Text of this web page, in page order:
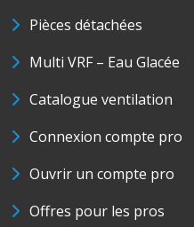
Pièces détachées
Multi VRF – Eau Glacée
Catalogue ventilation
Connexion compte pro
Ouvrir un compte pro
Offres pour les pros